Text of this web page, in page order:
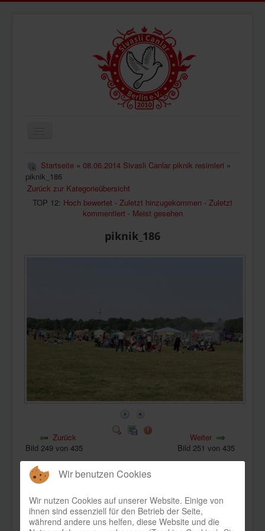
ÜBERUNS
AKTUELLES
BILDER
Startseite » 08.06.2014 Sivasli Canlar piknik resimleri »
piknik_186
Zurück zur Kategorieübersicht
TOP 12: Hoch bewertet - Zuletzt hinzugekommen - Zuletzt
kommentiert - Meist gesehen
piknik_186
Zurück
Bild 249 von 435
Weiter
Bild 251 von 435
Bild-Informationen
Wir benutzen Cookies
Wir nutzen Cookies auf unserer Website. Einige von
ihnen sind essenziell für den Betrieb der Seite,
während andere uns helfen, diese Website und die